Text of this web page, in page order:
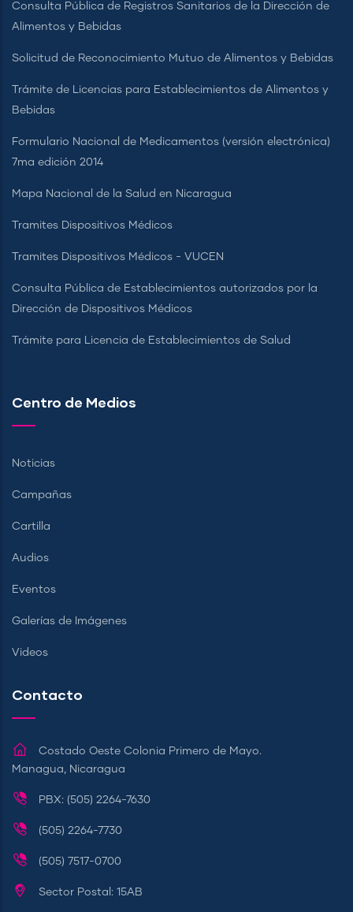
Consulta Pública de Registros Sanitarios de la Dirección de
Alimentos y Bebidas
Solicitud de Reconocimiento Mutuo de Alimentos y Bebidas
Trámite de Licencias para Establecimientos de Alimentos y
Bebidas
Formulario Nacional de Medicamentos (versión electrónica)
7ma edición 2014
Mapa Nacional de la Salud en Nicaragua
Tramites Dispositivos Médicos
Tramites Dispositivos Médicos - VUCEN
Consulta Pública de Establecimientos autorizados por la
Dirección de Dispositivos Médicos
Trámite para Licencia de Establecimientos de Salud
Centro de Medios
Noticias
Campañas
Cartilla
Audios
Eventos
Galerías de Imágenes
Videos
Contacto
Costado Oeste Colonia Primero de Mayo.
Managua, Nicaragua
PBX: (505) 2264-7630
(505) 2264-7730
(505) 7517-0700
Sector Postal: 15AB